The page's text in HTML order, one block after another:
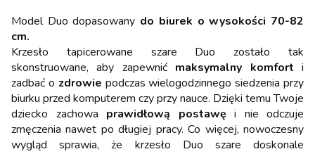
Model Duo dopasowany do biurek o wysokości 70-82
cm.
Krzesło tapicerowane szare Duo zostało tak
skonstruowane, aby zapewnić maksymalny komfort i
zadbać o zdrowie podczas wielogodzinnego siedzenia przy
biurku przed komputerem czy przy nauce. Dzięki temu Twoje
dziecko zachowa prawidłową postawę i nie odczuje
zmęczenia nawet po długiej pracy. Co więcej, nowoczesny
wygląd sprawia, że krzesło Duo szare doskonale